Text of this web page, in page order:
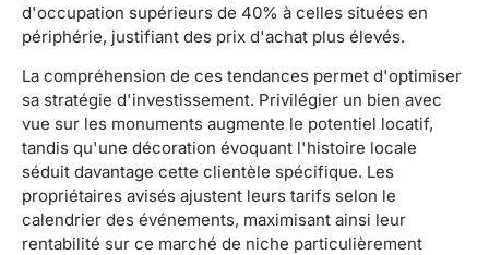
d'occupation supérieurs de 40% à celles situées en
périphérie, justifiant des prix d'achat plus élevés.
La compréhension de ces tendances permet d'optimiser
sa stratégie d'investissement. Privilégier un bien avec
vue sur les monuments augmente le potentiel locatif,
tandis qu'une décoration évoquant l'histoire locale
séduit davantage cette clientèle spécifique. Les
propriétaires avisés ajustent leurs tarifs selon le
calendrier des événements, maximisant ainsi leur
rentabilité sur ce marché de niche particulièrement